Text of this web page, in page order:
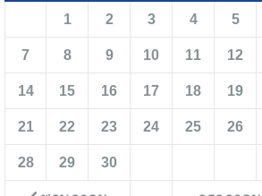
1 2 3 4 5
7 8 9 10 11 12
14 15 16 17 18 19
21 22 23 24 25 26
28 29 30